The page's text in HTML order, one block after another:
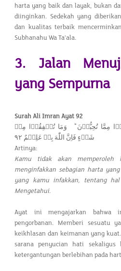
harta yang baik dan layak, bukan
diinginkan. Sedekah yang
dan kualitas terbaik
Subhanahu Wa Ta'ala.
3. Jalan
yang Sempurna
Surah Ali Imran Ayat 92
مِمَّا تُحِبُّوۡنَ ؕ وَمَا تُنۡفِقُوۡا مِنۡ
شَىۡءٍ فَاِنَّ اللّٰهَ بِهٖ عَلِيۡمٌ‏ ٩٢
Artinya:
Kamu tidak akan memperoleh
menginfakkan sebagian harta
yang kamu infakkan, tentang
Mengetahui.
Ayat ini mengajarkan bahwa
pengorbanan. Memberi sesuatu
keikhlasan dan keimanan yang
sarana penyucian hati sekaligus
ketergantungan berlebihan pada